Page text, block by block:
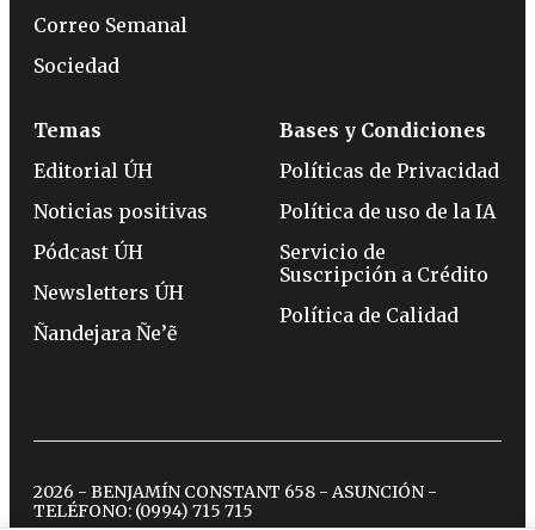
Correo Semanal
Sociedad
Temas
Editorial ÚH
Noticias positivas
Pódcast ÚH
Newsletters ÚH
Ñandejara Ñe’ẽ
Bases y Condiciones
Políticas de Privacidad
Política de uso de la IA
Servicio de
Suscripción a Crédito
Política de Calidad
2026 - BENJAMÍN CONSTANT 658 - ASUNCIÓN -
TELÉFONO: (0994) 715 715